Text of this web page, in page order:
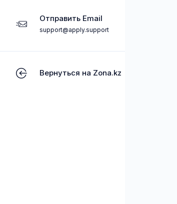
Отправить Email
support@apply.support
Вернуться на Zona.kz